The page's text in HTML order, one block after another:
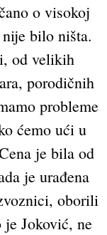
o visokoj
bilo ništa.
od velikih
porodičnih
probleme
ćemo ući u
je bila od
je urađena
oborili
je Joković, ne